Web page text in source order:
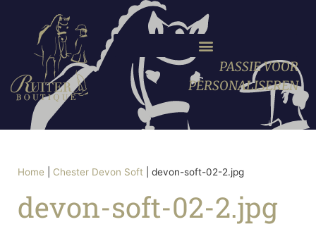
PASSIE VOOR
PERSONALISEREN
Home Chester Devon Soft devon-soft-02-2.jpg
devon-soft-02-2.jpg